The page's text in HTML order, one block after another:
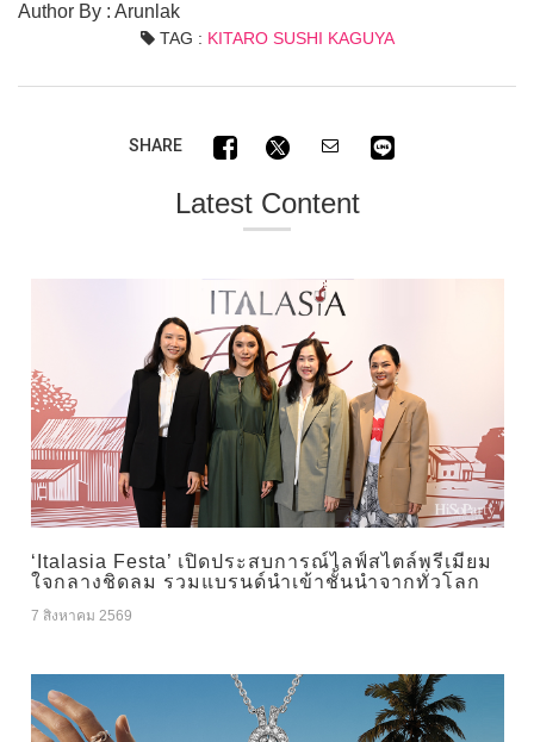
Author By : Arunlak
TAG : KITARO SUSHI KAGUYA
SHARE
Latest Content
‘Italasia Festa’ เปิดประสบการณ์ไลฟ์สไตล์พรีเมียม
ใจกลางชิดลม รวมแบรนด์นำเข้าชั้นนำจากทั่วโลก
7 สิงหาคม 2569